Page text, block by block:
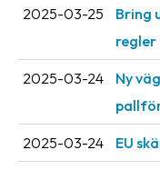
Fraktjakt
Pressrum
Medarbetare
Jobb
&
2025-03-25
Bring
regler
2025-03-24
Ny
2025-03-24 EU